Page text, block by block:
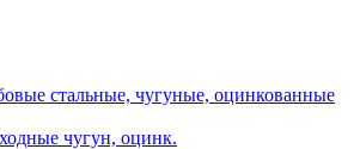
стальные, чугуные, оцинкованные
чугун, оцинк.